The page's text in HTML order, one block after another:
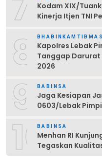
Kodam XIX/
Kinerja Itjen TNI
8 BHABINKAMTIBMAS
Kapolres Lebak
Tanggap Darurat
2026
9 BABINSA
Jaga Kesiapan
0603/Lebak
10BABINSA
Menhan RI
Tegaskan